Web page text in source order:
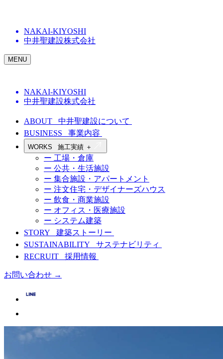
NAKAI-KIYOSHI
中井聖建設株式会社
MENU
NAKAI-KIYOSHI
中井聖建設株式会社
ABOUT 中井聖建設について
BUSINESS 事業内容
WORKS 施工実績 ＋
ー 工場・倉庫
ー 公共・生活施設
ー 集合施設・アパートメント
ー 注文住宅・デザイナーズハウス
ー 飲食・商業施設
ー オフィス・医療施設
ー システム建築
STORY 建築ストーリー
SUSTAINABILITY サステナビリティ
RECRUIT 採用情報
お問い合わせ →